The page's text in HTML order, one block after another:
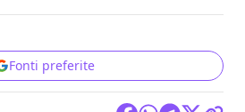
Fonti preferite